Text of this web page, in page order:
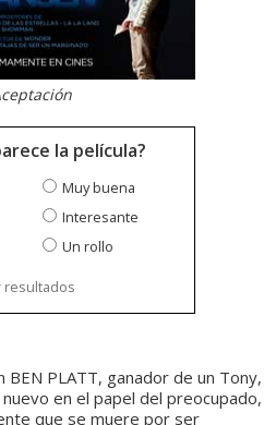
la película?
Muy buena
Interesante
Un rollo
resultados
BEN PLATT, ganador de un Tony,
en el papel del preocupado,
que se muere por ser